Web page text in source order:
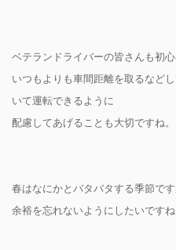
ベテランドライバーの皆さんも初
いつもよりも車間距離を取るなど
いて運転できるように
配慮してあげることも大切ですね。
春はなにかとバタバタする季節で
余裕を忘れないようにしたいですね